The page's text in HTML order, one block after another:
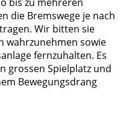
die Bremswege je nach
Wir bitten sie
wahrzunehmen sowie
fernzuhalten. Es
grossen Spielplatz und
Bewegungsdrang